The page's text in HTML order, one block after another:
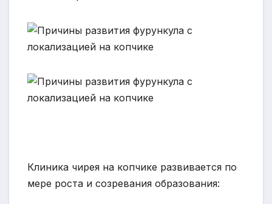
Клиника чирея на копчике развивается по
мере роста и созревания образования: